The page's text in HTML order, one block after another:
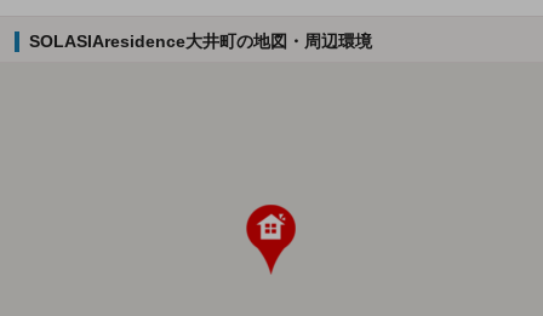
SOLASIAresidence大井町の地図・周辺環境